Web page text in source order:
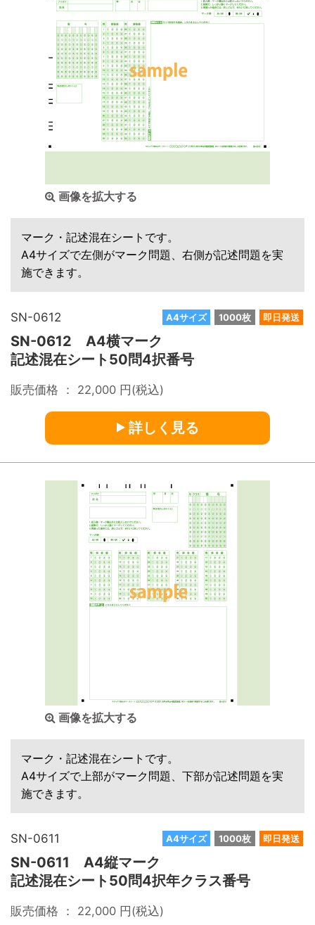
画像を拡大する
マーク・記述混在シートです。
A4サイズで左側がマーク問題、右側が記述問題を実
施できます。
A4サイズ 1000枚 即日発送
SN-0612
SN-0612 A4横マーク
記述混在シート50問4択番号
販売価格 ： 22,000 円(税込)
詳しく見る
画像を拡大する
マーク・記述混在シートです。
A4サイズで上部がマーク問題、下部が記述問題を実
施できます。
A4サイズ 1000枚 即日発送
SN-0611
SN-0611 A4縦マーク
記述混在シート50問4択年クラス番号
販売価格 ： 22,000 円(税込)